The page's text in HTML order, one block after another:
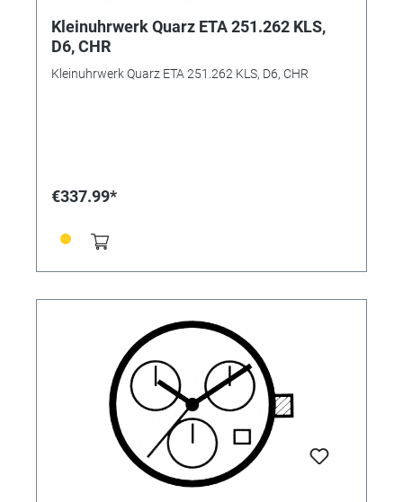
Kleinuhrwerk Quarz ETA 251.262 KLS,
D6, CHR
Kleinuhrwerk Quarz ETA 251.262 KLS, D6, CHR
€337.99*